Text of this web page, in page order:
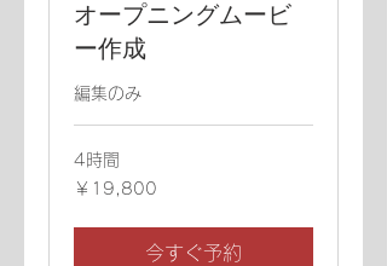
オープニングムービ
ー作成
編集のみ
4時間
19,800
円
￥19,800
今すぐ予約